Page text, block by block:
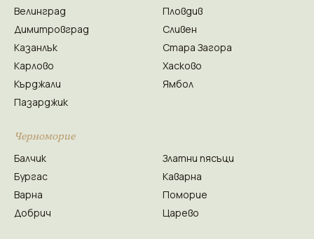
Велинград
Димитровград
Казанлък
Карлово
Кърджали
Пазарджик
Пловдив
Сливен
Стара Загора
Хасково
Ямбол
Черноморие
Балчик
Бургас
Варна
Добрич
Златни пясъци
Каварна
Поморие
Царево